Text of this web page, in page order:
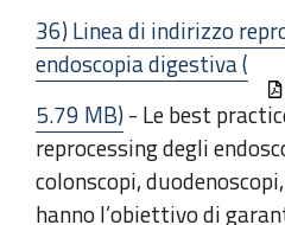
36) Linea di indirizzo
endoscopia digestiva (
5.79 MB)- Le best
reprocessing degli
colonscopi,
hanno l’obiettivo di